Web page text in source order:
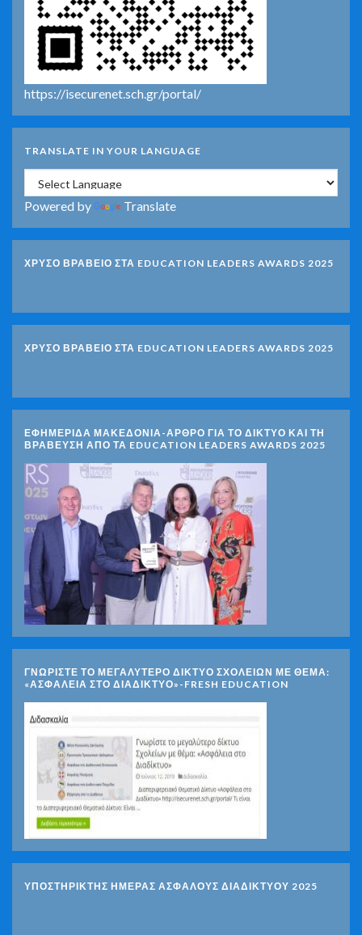
https://isecurenet.sch.gr/portal/
TRANSLATE IN YOUR LANGUAGE
Powered by Translate
ΧΡΥΣΟ ΒΡΑΒΕΙΟ ΣΤΑ EDUCATION LEADERS AWARDS 2025
ΧΡΥΣΟ ΒΡΑΒΕΙΟ ΣΤΑ EDUCATION LEADERS AWARDS 2025
ΕΦΗΜΕΡΙΔΑ ΜΑΚΕΔΟΝΙΑ-ΑΡΘΡΟ ΓΙΑ ΤΟ ΔΙΚΤΥΟ ΚΑΙ ΤΗ
ΒΡΑΒΕΥΣΗ ΑΠΟ ΤΑ EDUCATION LEADERS AWARDS 2025
ΓΝΩΡΊΣΤΕ ΤΟ ΜΕΓΑΛΎΤΕΡΟ ΔΊΚΤΥΟ ΣΧΟΛΕΊΩΝ ΜΕ ΘΈΜΑ:
«ΑΣΦΆΛΕΙΑ ΣΤΟ ΔΙΑΔΊΚΤΥΟ»-FRESH EDUCATION
ΥΠΟΣΤΗΡΙΚΤΗΣ ΗΜΕΡΑΣ ΑΣΦΑΛΟΥΣ ΔΙΑΔΙΚΤΥΟΥ 2025